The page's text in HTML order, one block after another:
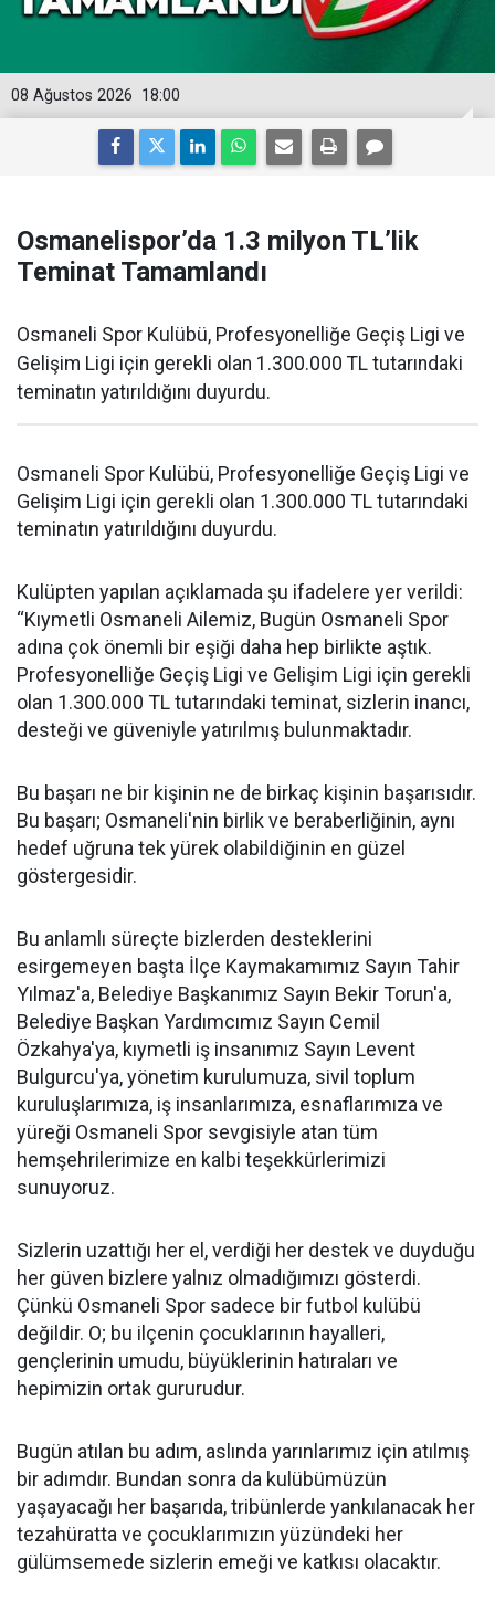
18:00
08 Ağustos 2026
Osmanelispor’da 1.3 milyon TL’lik
Teminat Tamamlandı
Osmaneli Spor Kulübü, Profesyonelliğe Geçiş Ligi ve
Gelişim Ligi için gerekli olan 1.300.000 TL tutarındaki
teminatın yatırıldığını duyurdu.
Osmaneli Spor Kulübü, Profesyonelliğe Geçiş Ligi ve
Gelişim Ligi için gerekli olan 1.300.000 TL tutarındaki
teminatın yatırıldığını duyurdu.
Kulüpten yapılan açıklamada şu ifadelere yer verildi:
“Kıymetli Osmaneli Ailemiz, Bugün Osmaneli Spor
adına çok önemli bir eşiği daha hep birlikte aştık.
Profesyonelliğe Geçiş Ligi ve Gelişim Ligi için gerekli
olan 1.300.000 TL tutarındaki teminat, sizlerin inancı,
desteği ve güveniyle yatırılmış bulunmaktadır.
Bu başarı ne bir kişinin ne de birkaç kişinin başarısıdır.
Bu başarı; Osmaneli'nin birlik ve beraberliğinin, aynı
hedef uğruna tek yürek olabildiğinin en güzel
göstergesidir.
Bu anlamlı süreçte bizlerden desteklerini
esirgemeyen başta İlçe Kaymakamımız Sayın Tahir
Yılmaz'a, Belediye Başkanımız Sayın Bekir Torun'a,
Belediye Başkan Yardımcımız Sayın Cemil
Özkahya'ya, kıymetli iş insanımız Sayın Levent
Bulgurcu'ya, yönetim kurulumuza, sivil toplum
kuruluşlarımıza, iş insanlarımıza, esnaflarımıza ve
yüreği Osmaneli Spor sevgisiyle atan tüm
hemşehrilerimize en kalbi teşekkürlerimizi
sunuyoruz.
Sizlerin uzattığı her el, verdiği her destek ve duyduğu
her güven bizlere yalnız olmadığımızı gösterdi.
Çünkü Osmaneli Spor sadece bir futbol kulübü
değildir. O; bu ilçenin çocuklarının hayalleri,
gençlerinin umudu, büyüklerinin hatıraları ve
hepimizin ortak gururudur.
Bugün atılan bu adım, aslında yarınlarımız için atılmış
bir adımdır. Bundan sonra da kulübümüzün
yaşayacağı her başarıda, tribünlerde yankılanacak her
tezahüratta ve çocuklarımızın yüzündeki her
gülümsemede sizlerin emeği ve katkısı olacaktır.